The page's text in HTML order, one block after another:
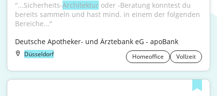
"...Sicherheits-Architektur oder -Beratung konntest du
bereits sammeln und hast mind. in einem der folgenden
Bereiche..."
Deutsche Apotheker- und Ärztebank eG - apoBank
Düsseldorf Homeoffice Vollzeit